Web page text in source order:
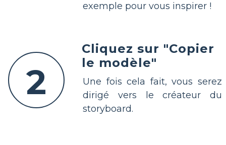
exemple pour vous inspirer !
2
Cliquez sur "Copier
le modèle"
Une fois cela fait, vous serez
dirigé vers le créateur du
storyboard.